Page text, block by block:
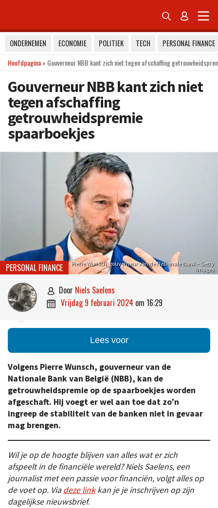
 
ONDERNEMEN ECONOMIE POLITIEK TECH
PERSONAL FINANCE
Hoofdpagina» Gouverneur NBB kant zich niet tegen afschaffing
Gouverneur NBB kant zich niet
tegen afschaffing
getrouwheidspremie
spaarboekjes
Pierre Wunsch, gouverneur van de Nationale Bank – Getty
Images
PERSONAL FINANCE
 door Niels Saelens
 vrijdag 9 februari 2024 om 16:29
Lees voor
Volgens Pierre Wunsch, gouverneur van de
Nationale Bank van België (NBB), kan de
getrouwheidspremie op de spaarboekjes worden
afgeschaft. Hij voegt er wel aan toe dat zo’n
ingreep de stabiliteit van de banken niet in gevaar
mag brengen.
Wil je op de hoogte blijven van alles wat er zich
afspeelt in de financiële wereld? Niels Saelens, een
journalist met een passie voor financiën, volgt alles op
de voet op. Via deze linkkan je je inschrijven op zijn
dagelijkse nieuwsbrief.